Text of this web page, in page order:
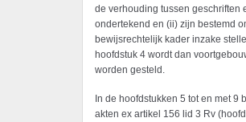
de verhouding tussen geschriften
ondertekend en (ii) zijn bestemd
bewijsrechtelijk kader inzake
hoofdstuk 4 wordt dan
worden gesteld.
In de hoofdstukken 5 tot en met
akten ex artikel 156 lid 3 Rv